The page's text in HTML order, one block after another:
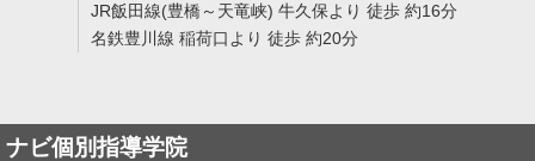
JR飯田線(豊橋～天竜峡) 牛久保より 徒歩 約16分
名鉄豊川線 稲荷口より 徒歩 約20分
ナビ個別指導学院